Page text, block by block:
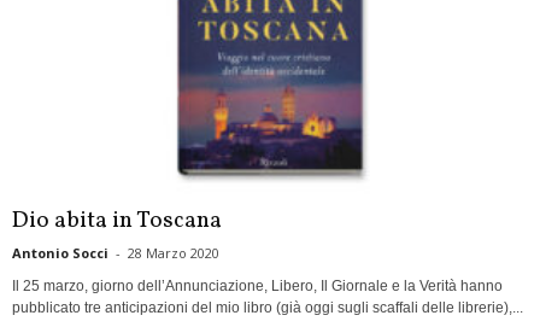
Dio abita in Toscana
Antonio Socci - 28 Marzo 2020
Il 25 marzo, giorno dell’Annunciazione, Libero, Il Giornale e la Verità hanno
pubblicato tre anticipazioni del mio libro (già oggi sugli scaffali delle librerie),...